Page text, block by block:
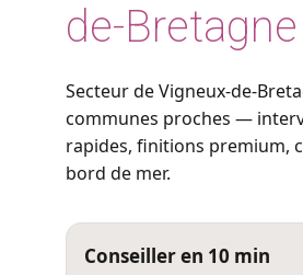
de-Bretagne
Secteur de Vigneux-de-
communes proches —
rapides, finitions premium,
bord de mer.
Conseiller en 10 min